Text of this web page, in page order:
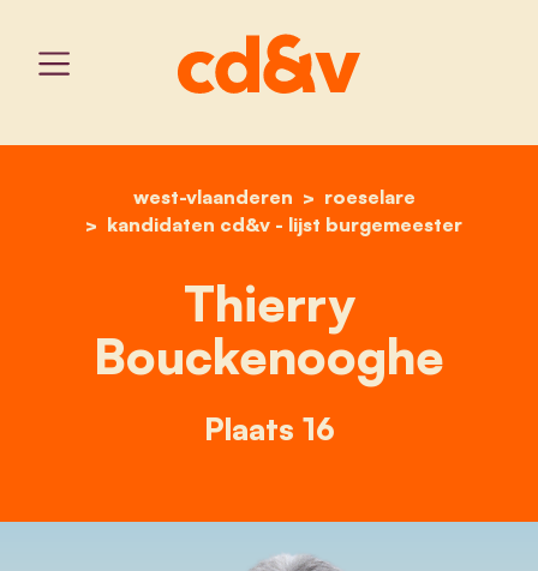
home
west-vlaanderen
roeselare
kandidaten cd&v - lijst burgemeester
thierry bouckenooghe
Thierry
Bouckenooghe
Plaats 16